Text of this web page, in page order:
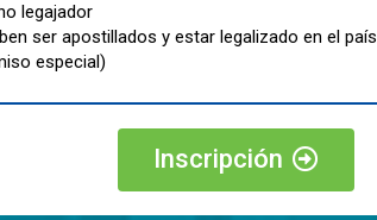
legajador
ser apostillados y estar legalizado en el
especial)
Inscripción